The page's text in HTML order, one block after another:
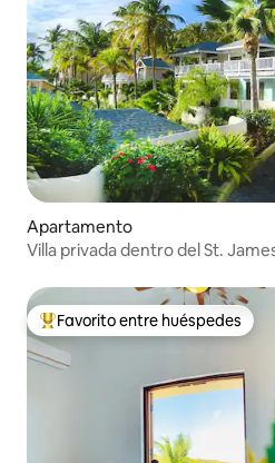
Apartamento
Villa privada dentro del St.
Favorito entre huéspedes
Favorito entre huéspedes